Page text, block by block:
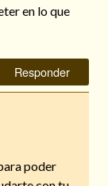
en lo que
Responder
poder